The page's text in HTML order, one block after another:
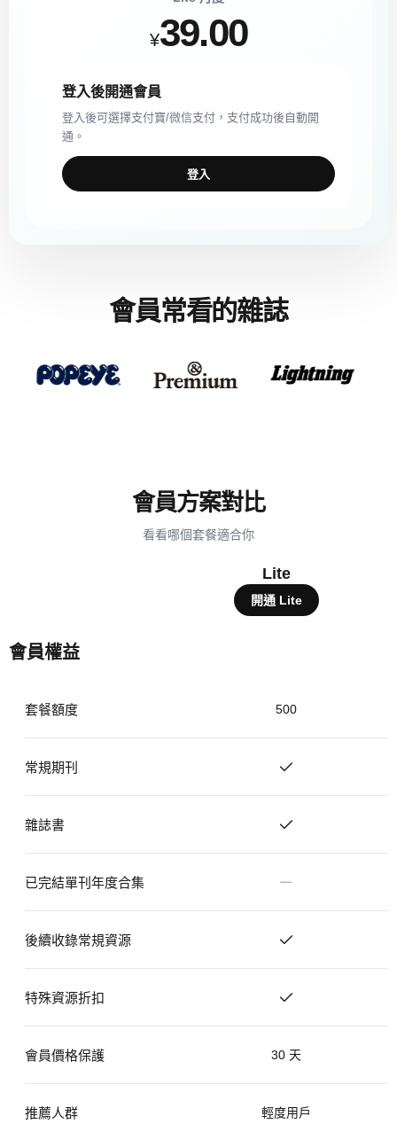
¥39.00
登入後開通會員
登入後可選擇支付寶/微信支付，支付成功後自動開
通。
登入
會員常看的雜誌
會員方案對比
看看哪個套餐適合你
Lite
開通 Lite
會員權益
套餐額度 500
常規期刊
支
援
雜誌書
支
援
已完結單刊年度合集
支
援
後續收錄常規資源
支
援
特殊資源折扣
支
援
會員價格保護
30 天
推薦人群 輕度用戶